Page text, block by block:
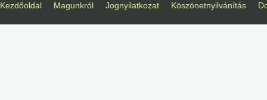
Kezdőoldal Magunkról Jognyilatkozat Köszönetnyilvánítás